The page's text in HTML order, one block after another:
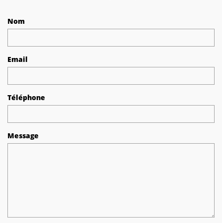
Nom
Email
Téléphone
Message